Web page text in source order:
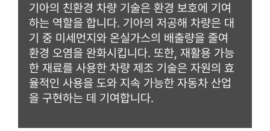
기아의 친환경 차량 기술은 환경 보호에 기여
하는 역할을 합니다. 기아의 저공해 차량은 대
기 중 미세먼지와 온실가스의 배출량을 줄여
환경 오염을 완화시킵니다. 또한, 재활용 가능
한 재료를 사용한 차량 제조 기술은 자원의 효
율적인 사용을 도와 지속 가능한 자동차 산업
을 구현하는 데 기여합니다.